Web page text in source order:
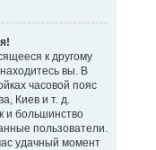
к другому
вы. В
часовой пояс
Киев и т. д.
и большинство
пользователи.
удачный момент